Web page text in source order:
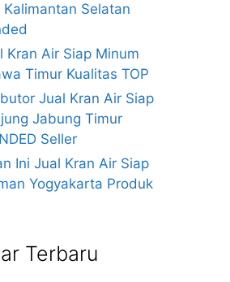
Selatan
Kran Air Siap Minum
Timur Kualitas TOP
Jual Kran Air Siap
Jabung Timur
Seller
Ini Jual Kran Air Siap
Yogyakarta Produk
Terbaru